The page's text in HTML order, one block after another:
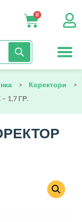
0
> Коректори
>
1,7 ГР.